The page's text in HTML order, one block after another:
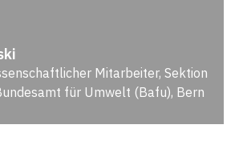
Mitarbeiter, Sektion
für Umwelt (Bafu), Bern